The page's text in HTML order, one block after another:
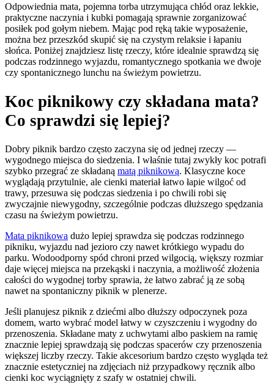
Odpowiednia mata, pojemna torba utrzymująca chłód oraz lekkie,
praktyczne naczynia i kubki pomagają sprawnie zorganizować
posiłek pod gołym niebem. Mając pod ręką takie wyposażenie,
można bez przeszkód skupić się na czystym relaksie i łapaniu
słońca. Poniżej znajdziesz listę rzeczy, które idealnie sprawdzą się
podczas rodzinnego wyjazdu, romantycznego spotkania we dwoje
czy spontanicznego lunchu na świeżym powietrzu.
Koc piknikowy czy składana mata?
Co sprawdzi się lepiej?
Dobry piknik bardzo często zaczyna się od jednej rzeczy —
wygodnego miejsca do siedzenia. I właśnie tutaj zwykły koc potrafi
szybko przegrać ze składaną matą piknikową. Klasyczne koce
wyglądają przytulnie, ale cienki materiał łatwo łapie wilgoć od
trawy, przesuwa się podczas siedzenia i po chwili robi się
zwyczajnie niewygodny, szczególnie podczas dłuższego spędzania
czasu na świeżym powietrzu.
Mata piknikowa dużo lepiej sprawdza się podczas rodzinnego
pikniku, wyjazdu nad jezioro czy nawet krótkiego wypadu do
parku. Wodoodporny spód chroni przed wilgocią, większy rozmiar
daje więcej miejsca na przekąski i naczynia, a możliwość złożenia
całości do wygodnej torby sprawia, że łatwo zabrać ją ze sobą
nawet na spontaniczny piknik w plenerze.
Jeśli planujesz piknik z dziećmi albo dłuższy odpoczynek poza
domem, warto wybrać model łatwy w czyszczeniu i wygodny do
przenoszenia. Składane maty z uchwytami albo paskiem na ramię
znacznie lepiej sprawdzają się podczas spacerów czy przenoszenia
większej liczby rzeczy. Takie akcesorium bardzo często wygląda też
znacznie estetyczniej na zdjęciach niż przypadkowy ręcznik albo
cienki koc wyciągnięty z szafy w ostatniej chwili.